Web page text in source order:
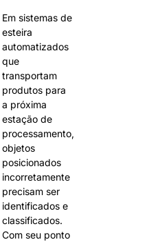
Em sistemas de
esteira
automatizados
que
transportam
produtos para
a próxima
estação de
processamento,
objetos
posicionados
incorretamente
precisam ser
identificados e
classificados.
Com seu ponto